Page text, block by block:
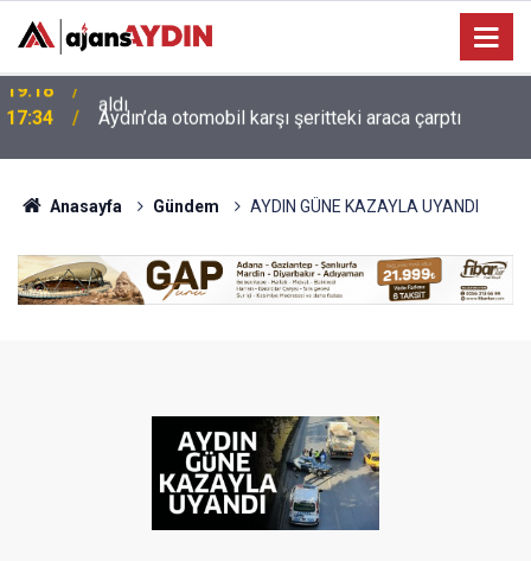
17:34 Aydın’da otomobil karşı şeritteki araca çarptı
Anasayfa Gündem AYDIN GÜNE KAZAYLA UYANDI